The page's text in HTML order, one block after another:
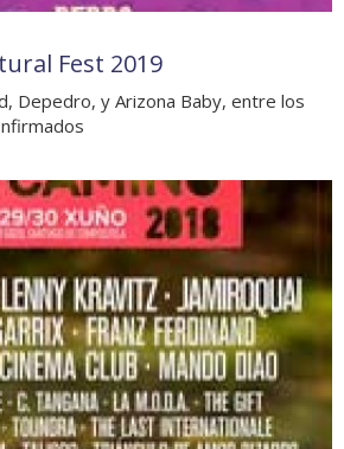
Fest 2019
Depedro, y Arizona Baby, entre los